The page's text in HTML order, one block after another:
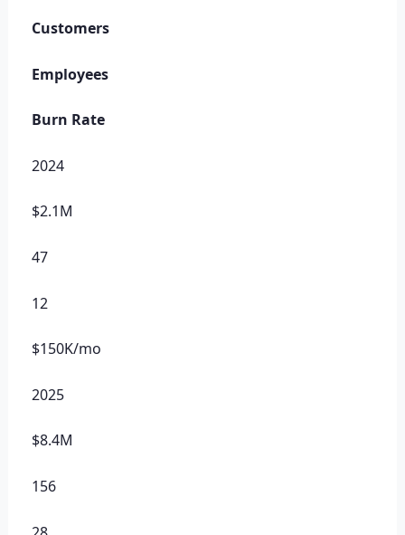
Customers
Employees
Burn Rate
2024
$2.1M
47
12
$150K/mo
2025
$8.4M
156